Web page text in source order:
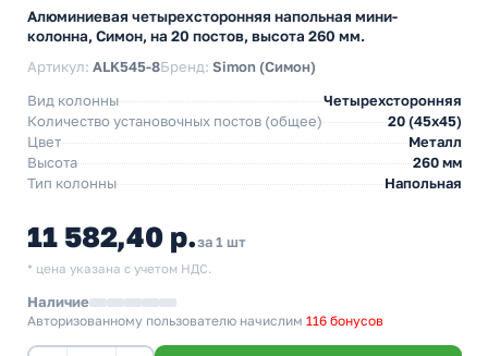
Алюминиевая четырехсторонняя напольная мини-
колонна, Симон, на 20 постов, высота 260 мм.
Артикул: ALK545-8Бренд: Simon (Симон)
Вид колонны
Четырехсторонняя
Количество установочных постов (общее)
20 (45х45)
Цвет
Металл
Высота
260 мм
Тип колонны
Напольная
11 582,40 р.за 1 шт
* цена указана с учетом НДС.
Наличие
Авторизованному пользователю начислим 116 бонусов